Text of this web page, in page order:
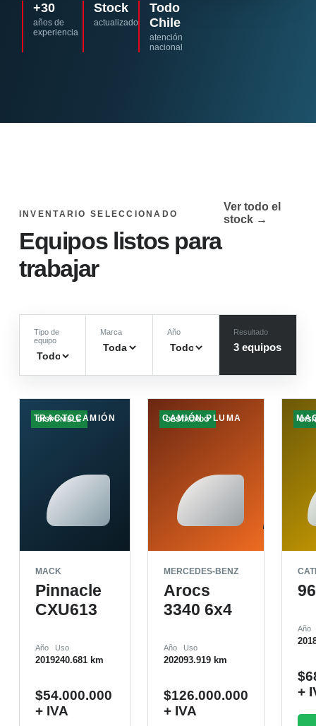
+30
años de
experiencia
Stock
actualizado
Todo
Chile
atención
nacional
INVENTARIO SELECCIONADO
Equipos listos para
trabajar
Ver todo el
stock →
Tipo de
equipo
Marca Año Resultado
3 equipos
DISPONIBLE
TRACTOCAMIÓN
MACK
Pinnacle
CXU613
Año
2019
Uso
240.681 km
$54.000.000
+ IVA
DESTACADO
CAMIÓN PLUMA
MERCEDES-BENZ
Arocs
3340 6x4
Año
2020
Uso
93.919 km
$126.000.000
+ IVA
Año
$
+